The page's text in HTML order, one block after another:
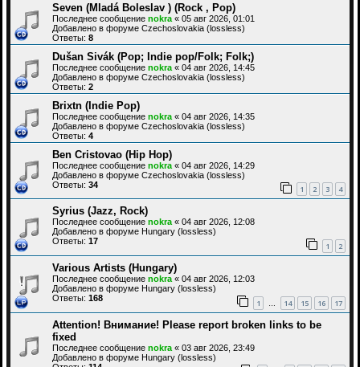
Seven (Mladá Boleslav ) (Rock , Pop)
Последнее сообщение nokra « 05 авг 2026, 01:01
Добавлено в форуме Czechoslovakia (lossless)
Ответы: 8
Dušan Sivák (Pop; Indie pop/Folk; Folk;)
Последнее сообщение nokra « 04 авг 2026, 14:45
Добавлено в форуме Czechoslovakia (lossless)
Ответы: 2
Brixtn (Indie Pop)
Последнее сообщение nokra « 04 авг 2026, 14:35
Добавлено в форуме Czechoslovakia (lossless)
Ответы: 4
Ben Cristovao (Hip Hop)
Последнее сообщение nokra « 04 авг 2026, 14:29
Добавлено в форуме Czechoslovakia (lossless)
Ответы: 34 1 2 3 4
Syrius (Jazz, Rock)
Последнее сообщение nokra« 04 авг 2026, 12:08
Добавлено в форуме Hungary (lossless)
Ответы: 17 1 2
Various Artists (Hungary)
Последнее сообщение nokra « 04 авг 2026, 12:03
Добавлено в форуме Hungary (lossless)
Ответы: 168 1 … 14 15 16 17
Attention! Внимание! Please report broken links to be
fixed
Последнее сообщение nokra « 03 авг 2026, 23:49
Добавлено в форуме Hungary (lossless)